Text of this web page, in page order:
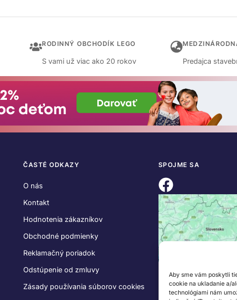
Aby sme vám poskytli
cookie na ukladanie a/
technológiami nám
RODINNÝ OBCHODÍK LEGO
S vami už viac ako 20 rokov Predajca
ČASTÉ ODKAZY
O nás
Kontakt
Hodnotenia zákazníkov
Obchodné podmienky
Reklamačný poriadok
Odstúpenie od zmluvy
Zásady používania súborov cookies
SPOJME SA